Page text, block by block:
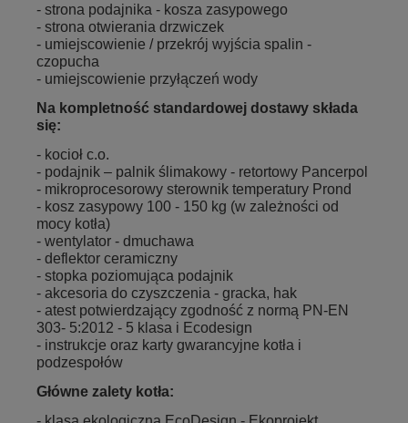
- strona podajnika - kosza zasypowego
- strona otwierania drzwiczek
- umiejscowienie / przekrój wyjścia spalin -
czopucha
- umiejscowienie przyłączeń wody
Na kompletność standardowej dostawy składa
się:
- kocioł c.o.
- podajnik – palnik ślimakowy - retortowy Pancerpol
- mikroprocesorowy sterownik temperatury Prond
- kosz zasypowy 100 - 150 kg (w zależności od
mocy kotła)
- wentylator - dmuchawa
- deflektor ceramiczny
- stopka poziomująca podajnik
- akcesoria do czyszczenia - gracka, hak
- atest potwierdzający zgodność z normą PN-EN
303- 5:2012 - 5 klasa i Ecodesign
- instrukcje oraz karty gwarancyjne kotła i
podzespołów
Główne zalety kotła: